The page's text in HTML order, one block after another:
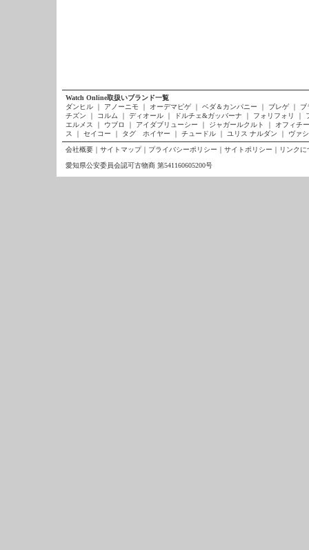
Watch Online取扱いブランド一覧
ダンヒル
｜ アノーニモ ｜ オーデマピゲ ｜ ベダ＆カンパニー ｜ ブレゲ ｜
ブ
チズン
｜ コルム ｜ ディオール ｜ ドルチェ&ガッバーナ ｜ フォリフォリ ｜
エルメス
｜ ウブロ ｜ アイダブリューシー ｜ ジャガールクルト ｜
オフィチ
ス
｜ セイコー ｜ タグ ホイヤー ｜ チュードル ｜ ユリス ナルダン ｜ ヴァ
会社概要 ｜ サイトマップ｜ プライバシーポリシー ｜ サイトポリシー ｜ リンクに
愛知県公安委員会認可古物商 第541160605200号